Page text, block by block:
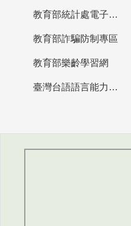
教育部統計處電子書櫃
教育部詐騙防制專區
教育部樂齡學習網
臺灣台語語言能力認證網站